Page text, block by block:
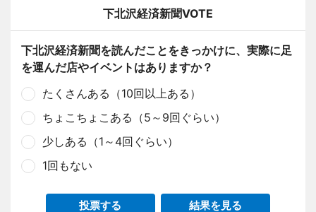
下北沢経済新聞VOTE
下北沢経済新聞を読んだことをきっかけに、実際に足
を運んだ店やイベントはありますか？
たくさんある（10回以上ある）
ちょこちょこある（5～9回ぐらい）
少しある（1～4回ぐらい）
1回もない
投票する 結果を見る